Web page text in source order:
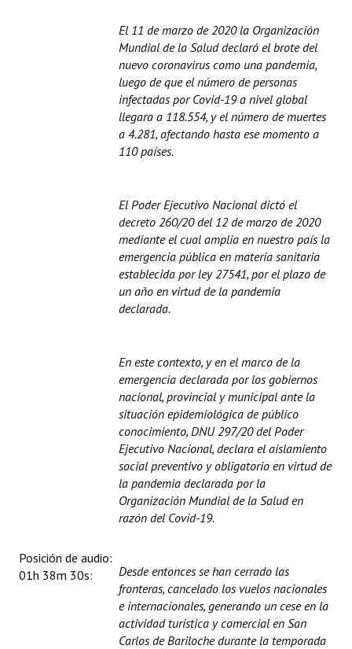
Posición de audio:
01h 38m 30s:
El 11 de marzo de 2020 la Organización
Mundial de la Salud declaró el brote del
nuevo coronavirus como una pandemia,
luego de que el número de personas
infectadas por Covid-19 a nivel global
llegara a 118.554, y el número de muertes
a 4.281, afectando hasta ese momento a
110 países.
El Poder Ejecutivo Nacional dictó el
decreto 260/20 del 12 de marzo de 2020
mediante el cual amplia en nuestro país la
emergencia pública en materia sanitaria
establecida por ley 27541, por el plazo de
un año en virtud de la pandemia
declarada.
En este contexto, y en el marco de la
emergencia declarada por los gobiernos
nacional, provincial y municipal ante la
situación epidemiológica de público
conocimiento, DNU 297/20 del Poder
Ejecutivo Nacional, declara el aislamiento
social preventivo y obligatorio en virtud de
la pandemia declarada por la
Organización Mundial de la Salud en
razón del Covid-19.
Desde entonces se han cerrado las
fronteras, cancelado los vuelos nacionales
e internacionales, generando un cese en la
actividad turística y comercial en San
Carlos de Bariloche durante la temporada